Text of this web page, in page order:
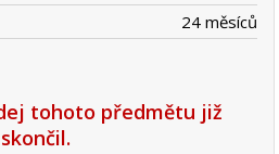
24 měsíců
tohoto předmětu již
skončil.